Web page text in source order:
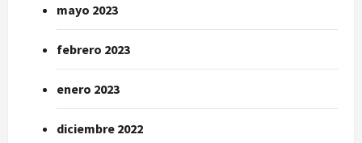
mayo 2023
febrero 2023
enero 2023
diciembre 2022